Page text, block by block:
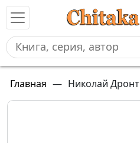
Главная — Николай Дронт